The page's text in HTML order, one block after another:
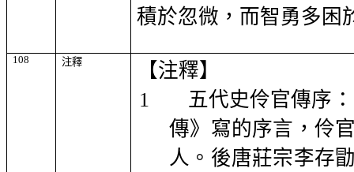
積於忽微，而智勇多困
108 注釋
【注釋】
1
五代史伶官傳序
傳》寫的序言，伶
人。後唐莊宗李存